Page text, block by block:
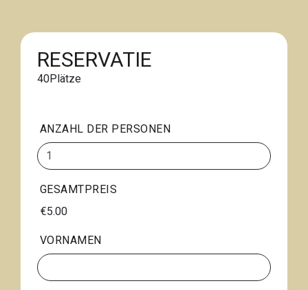
RESERVATIE
40Plätze
ANZAHL DER PERSONEN
GESAMTPREIS
€5.00
VORNAMEN